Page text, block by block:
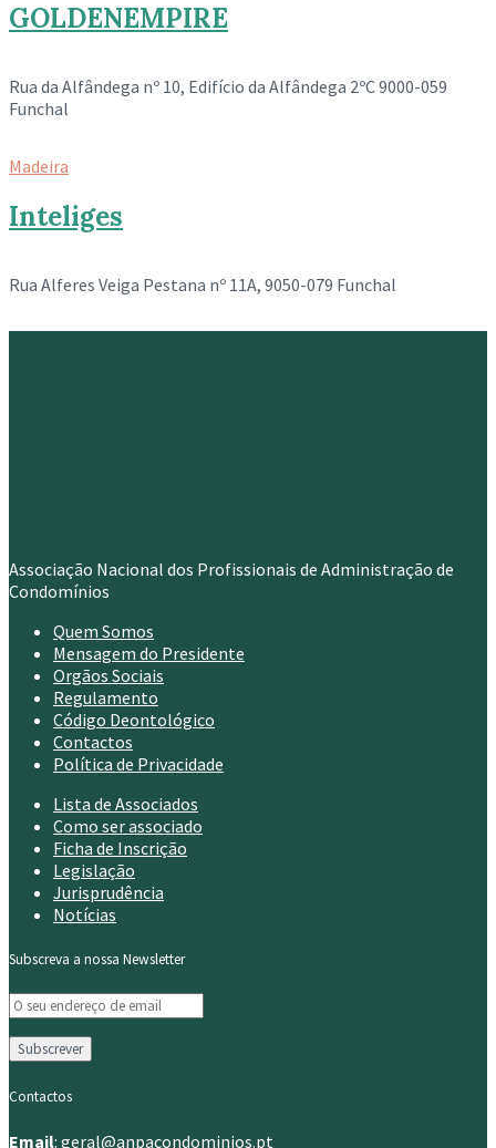
GOLDENEMPIRE
Rua da Alfândega nº 10, Edifício da Alfândega 2ºC 9000-059
Funchal
Madeira
Inteliges
Rua Alferes Veiga Pestana nº 11A, 9050-079 Funchal
Associação Nacional dos Profissionais de Administração de
Condomínios
Quem Somos
Mensagem do Presidente
Orgãos Sociais
Regulamento
Código Deontológico
Contactos
Política de Privacidade
Lista de Associados
Como ser associado
Ficha de Inscrição
Legislação
Jurisprudência
Notícias
Subscreva a nossa Newsletter
Contactos
Email: geral@anpacondominios.pt